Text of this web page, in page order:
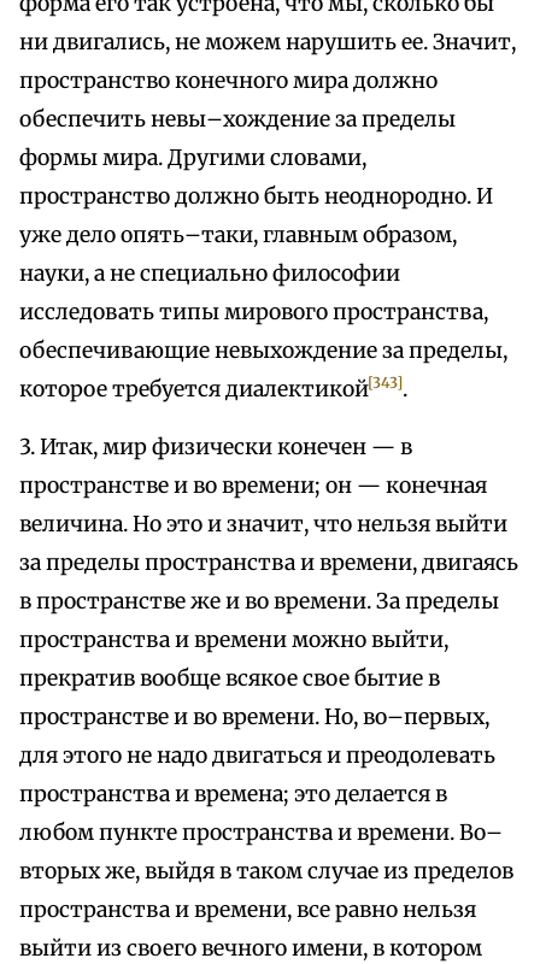
ни двигались, не можем нарушить ее. Значит,
пространство конечного мира должно
обеспечить невы–хождение за пределы
формы мира. Другими словами,
пространство должно быть неоднородно. И
уже дело опять–таки, главным образом,
науки, а не специально философии
исследовать типы мирового пространства,
обеспечивающие невыхождение за пределы,
которое требуется диалектикой[343].
3. Итак, мир физически конечен — в
пространстве и во времени; он — конечная
величина. Но это и значит, что нельзя выйти
за пределы пространства и времени, двигаясь
в пространстве же и во времени. За пределы
пространства и времени можно выйти,
прекратив вообще всякое свое бытие в
пространстве и во времени. Но, во–первых,
для этого не надо двигаться и преодолевать
пространства и времена; это делается в
любом пункте пространства и времени. Во–
вторых же, выйдя в таком случае из пределов
пространства и времени, все равно нельзя
выйти из своего вечного имени, в котором